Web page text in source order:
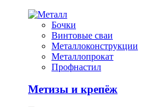
Бочки
Винтовые сваи
Металлоконструкции
Металлопрокат
Профнастил
Метизы и крепёж